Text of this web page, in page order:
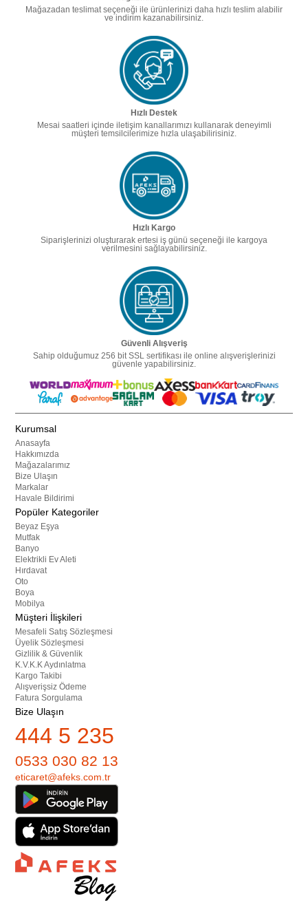
Mağazadan teslimat seçeneği ile ürünlerinizi daha hızlı teslim alabilir
ve indirim kazanabilirsiniz.
Hızlı Destek
Mesai saatleri içinde iletişim kanallarımızı kullanarak deneyimli
müşteri temsilcilerimize hızla ulaşabilirisiniz.
Hızlı Kargo
Siparişlerinizi oluşturarak ertesi iş günü seçeneği ile kargoya
verilmesini sağlayabilirsiniz.
Güvenli Alışveriş
Sahip olduğumuz 256 bit SSL sertifikası ile online alışverişlerinizi
güvenle yapabilirsiniz.
Kurumsal
Anasayfa
Hakkımızda
Mağazalarımız
Bize Ulaşın
Markalar
Havale Bildirimi
Popüler Kategoriler
Beyaz Eşya
Mutfak
Banyo
Elektrikli Ev Aleti
Hırdavat
Oto
Boya
Mobilya
Müşteri İlişkileri
Mesafeli Satış Sözleşmesi
Üyelik Sözleşmesi
Gizlilik & Güvenlik
K.V.K.K Aydınlatma
Kargo Takibi
Alışverişsiz Ödeme
Fatura Sorgulama
Bize Ulaşın
444 5 235
0533 030 82 13
eticaret@afeks.com.tr